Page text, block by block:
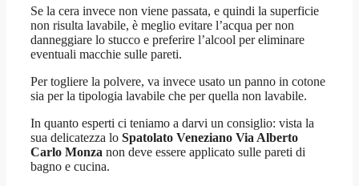
Se la cera invece non viene passata, e quindi la superficie
non risulta lavabile, è meglio evitare l’acqua per non
danneggiare lo stucco e preferire l’alcool per eliminare
eventuali macchie sulle pareti.
Per togliere la polvere, va invece usato un panno in cotone
sia per la tipologia lavabile che per quella non lavabile.
In quanto esperti ci teniamo a darvi un consiglio: vista la
sua delicatezza lo Spatolato Veneziano Via Alberto
Carlo Monza non deve essere applicato sulle pareti di
bagno e cucina.